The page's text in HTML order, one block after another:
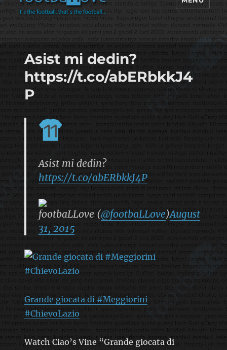
footbaLLove
Asist mi dedin?
https://t.co/abERbkkJ4
P
Asist mi dedin?
https://t.co/abERbkkJ4P
footbaLLove (@footbaLLove)August
31, 2015
Grande giocata di #Meggiorini
#ChievoLazio
Watch Ciao’s Vine “Grande giocata di